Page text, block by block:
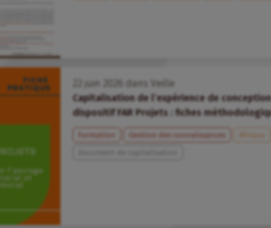
juin dans
Veille
Capitalisation de l’expérience de
dispositif FAR Projets : fiches
Formation Gestion des connaissances
Afrique